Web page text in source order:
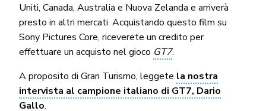
Uniti, Canada, Australia e Nuova Zelanda e arriverà
presto in altri mercati. Acquistando questo film su
Sony Pictures Core, riceverete un credito per
effettuare un acquisto nel gioco GT7.
A proposito di Gran Turismo, leggete la nostra
intervista al campione italiano di GT7, Dario
Gallo.